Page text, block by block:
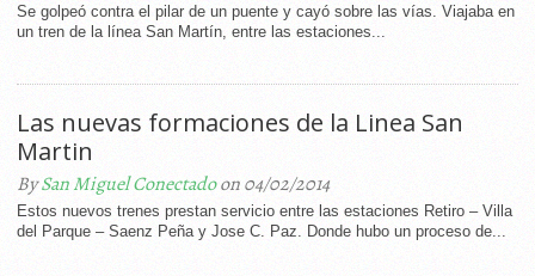
Se golpeó contra el pilar de un puente y cayó sobre las vías. Viajaba en
un tren de la línea San Martín, entre las estaciones...
Las nuevas formaciones de la Linea San
Martin
BySan Miguel Conectadoon 04/02/2014
Estos nuevos trenes prestan servicio entre las estaciones Retiro – Villa
del Parque – Saenz Peña y Jose C. Paz. Donde hubo un proceso de...